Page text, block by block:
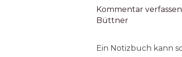
Kommentar verfassen
Büttner
Ein Notizbuch kann